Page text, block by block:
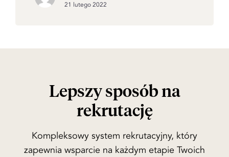
21 lutego 2022
Lepszy sposób na
rekrutację
Kompleksowy system rekrutacyjny, który
zapewnia wsparcie na każdym etapie Twoich